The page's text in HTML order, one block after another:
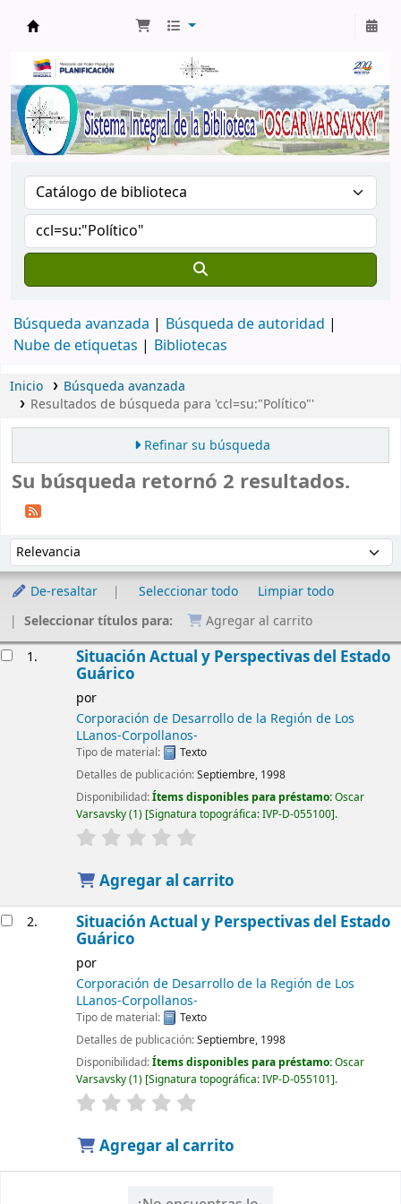
Búsqueda avanzada
Búsqueda de autoridad
Nube de etiquetas
Bibliotecas
Inicio
Búsqueda avanzada
Resultados de búsqueda para 'ccl=su:"Político"'
Refinar su búsqueda
Su búsqueda retornó 2 resultados.
Ordenar por:
De-resaltar Seleccionar todo
Limpiar todo
Seleccionar títulos para:
Agregar al carrito
1. Situación Actual y Perspectivas del Estado
Guárico
por
Corporación de Desarrollo de la Región de Los
LLanos-Corpollanos-
Tipo de material:
Texto
Detalles de publicación:Septiembre, 1998
Disponibilidad:Ítems disponibles para préstamo:Oscar
Varsavsky(1) Signatura topográfica:IVP-D-055100 .
Agregar al carrito
2. Situación Actual y Perspectivas del Estado
Guárico
por
Corporación de Desarrollo de la Región de Los
LLanos-Corpollanos-
Tipo de material:
Texto
Detalles de publicación:Septiembre, 1998
Disponibilidad:Ítems disponibles para préstamo:Oscar
Varsavsky(1) Signatura topográfica:IVP-D-055101 .
Agregar al carrito